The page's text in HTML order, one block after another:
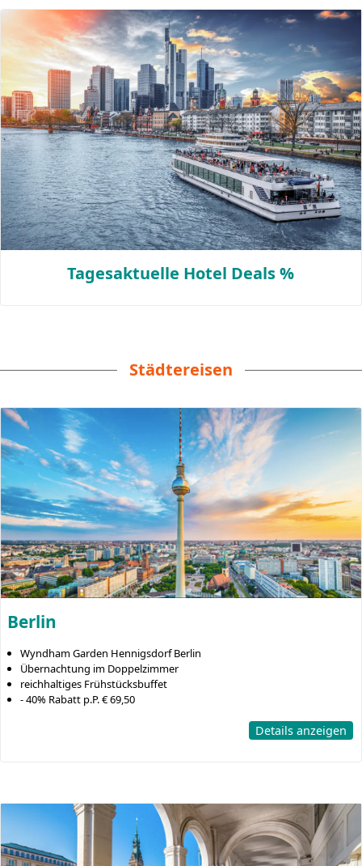
Tagesaktuelle Hotel Deals %
Städtereisen
Berlin
Wyndham Garden Hennigsdorf Berlin
Übernachtung im Doppelzimmer
reichhaltiges Frühstücksbuffet
- 40% Rabatt p.P. € 69,50
Details anzeigen